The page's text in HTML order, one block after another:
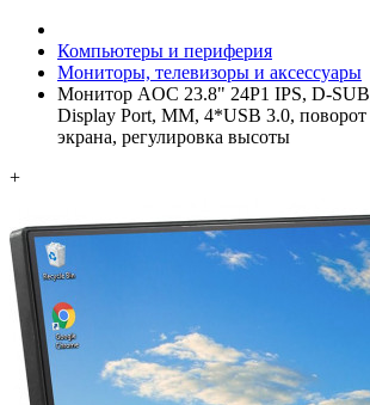
Компьютеры и периферия
Мониторы, телевизоры и аксессуары
Монитор AOC 23.8" 24P1 IPS, D-
Display Port, MM, 4*USB 3.0, поворот
экрана, регулировка высоты
+